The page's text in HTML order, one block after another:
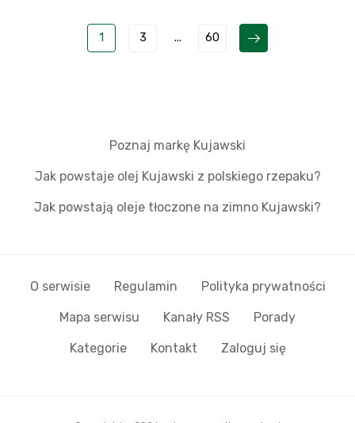
1 3 ... 60
Poznaj markę Kujawski
Jak powstaje olej Kujawski z polskiego rzepaku?
Jak powstają oleje tłoczone na zimno Kujawski?
O serwisie Regulamin Polityka prywatności
Mapa serwisu Kanały RSS Porady
Kategorie Kontakt Zaloguj się